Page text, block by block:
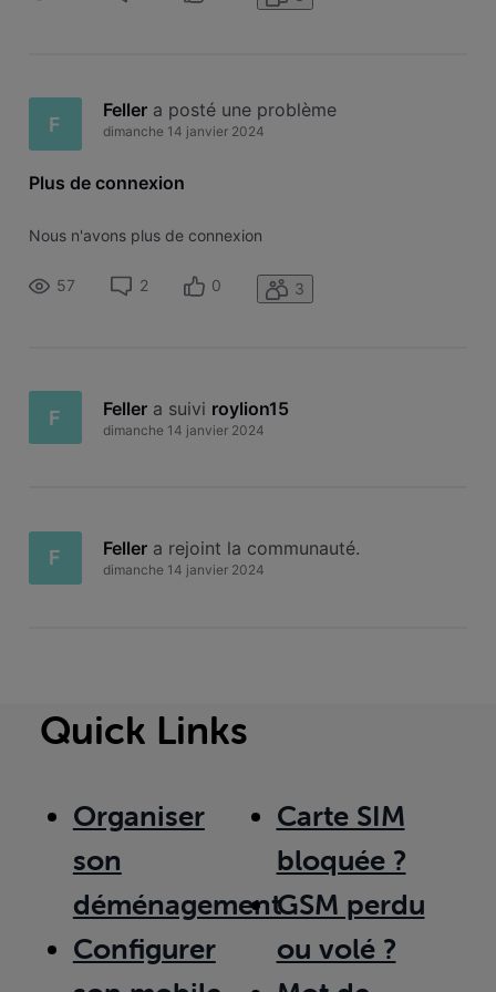
F
Feller a posté une problème
dimanche 14 janvier 2024
Plus de connexion
Nous n'avons plus de connexion
57 2 0 3
F Feller a suivi roylion15
dimanche 14 janvier 2024
F Feller a rejoint la communauté.
dimanche 14 janvier 2024
Quick Links
Organiser
son
déménagement
Configurer
Carte SIM
bloquée ?
GSM perdu
ou volé ?